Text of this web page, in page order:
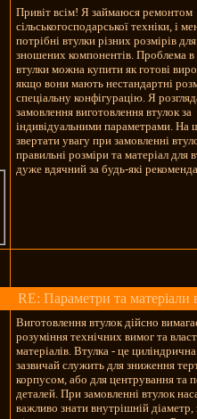
Привіт всім! Я займаюся ремонтом
сільськогосподарської техніки, і
потрібні втулки різних розмірів
зношених компонентів. Проблема
втулки можна купити як готові
якщо вони мають нестандартні
спеціальну конфігурацію. Я
замовлення виготовлення втулок за
індивідуальними параметрами. На
звертати увагу при замовленні
правильні розміри та матеріал для
дуже вдячний за будь-які
RE: Параметри та матеріали
Виготовлення втулок дійсно
розуміння технічних вимог та
матеріалів. Втулка - це
зазвичай служить для зниження
корпусом, або для центрування та
деталей. При замовленні втулок
важливо знати внутрішній діаметр,